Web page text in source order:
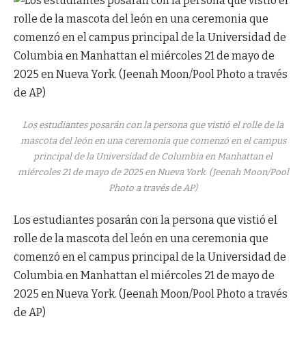
Los estudiantes posarán con la persona que vistió el rolle de la
mascota del león en una ceremonia que comenzó en el campus
principal de la Universidad de Columbia en Manhattan el
miércoles 21 de mayo de 2025 en Nueva York. (Jeenah Moon/Pool
Photo a través de AP)
Los estudiantes posarán con la persona que vistió el
rolle de la mascota del león en una ceremonia que
comenzó en el campus principal de la Universidad de
Columbia en Manhattan el miércoles 21 de mayo de
2025 en Nueva York. (Jeenah Moon/Pool Photo a través
de AP)